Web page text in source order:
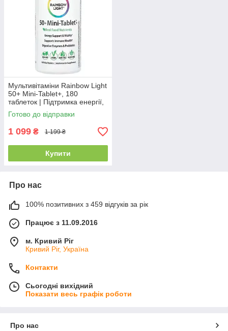
Мультивітаміни Rainbow Light
50+ Mini-Tablet+, 180
таблеток | Підтримка енергії,
імунітету та здоров’я
Готово до відправки
1 099 ₴ 1 199 ₴
Купити
Про нас
100% позитивних з 459 відгуків за рік
Працює з 11.09.2016
м. Кривий Ріг
Кривий Ріг, Україна
Контакти
Сьогодні вихідний
Показати весь графік роботи
Про нас